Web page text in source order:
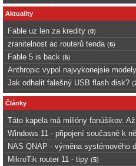
Aktuality
Fable uz len za kredity (0)
zranitelnost ac routerů tenda (6)
Fable 5 is back (5)
Anthropic vypol najvykonejsie
Jak odhalit falešný USB flash disk? (
Články
Táto kapela má milióny fanúšikov.
Windows 11 - připojení současně k
NAS QNAP - výměna systémového
MikroTik router 11 - tipy (5)